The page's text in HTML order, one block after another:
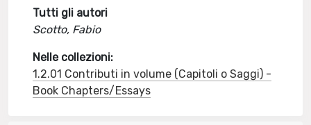
Tutti gli autori
Scotto, Fabio
Nelle collezioni:
1.2.01 Contributi in volume (Capitoli o Saggi) -
Book Chapters/Essays